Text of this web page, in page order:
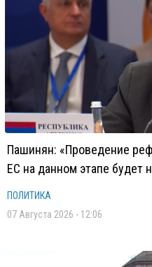
Пашинян: «Проведение
ЕС на данном этапе будет
ПОЛИТИКА
07 Августа 2026 - 12:06